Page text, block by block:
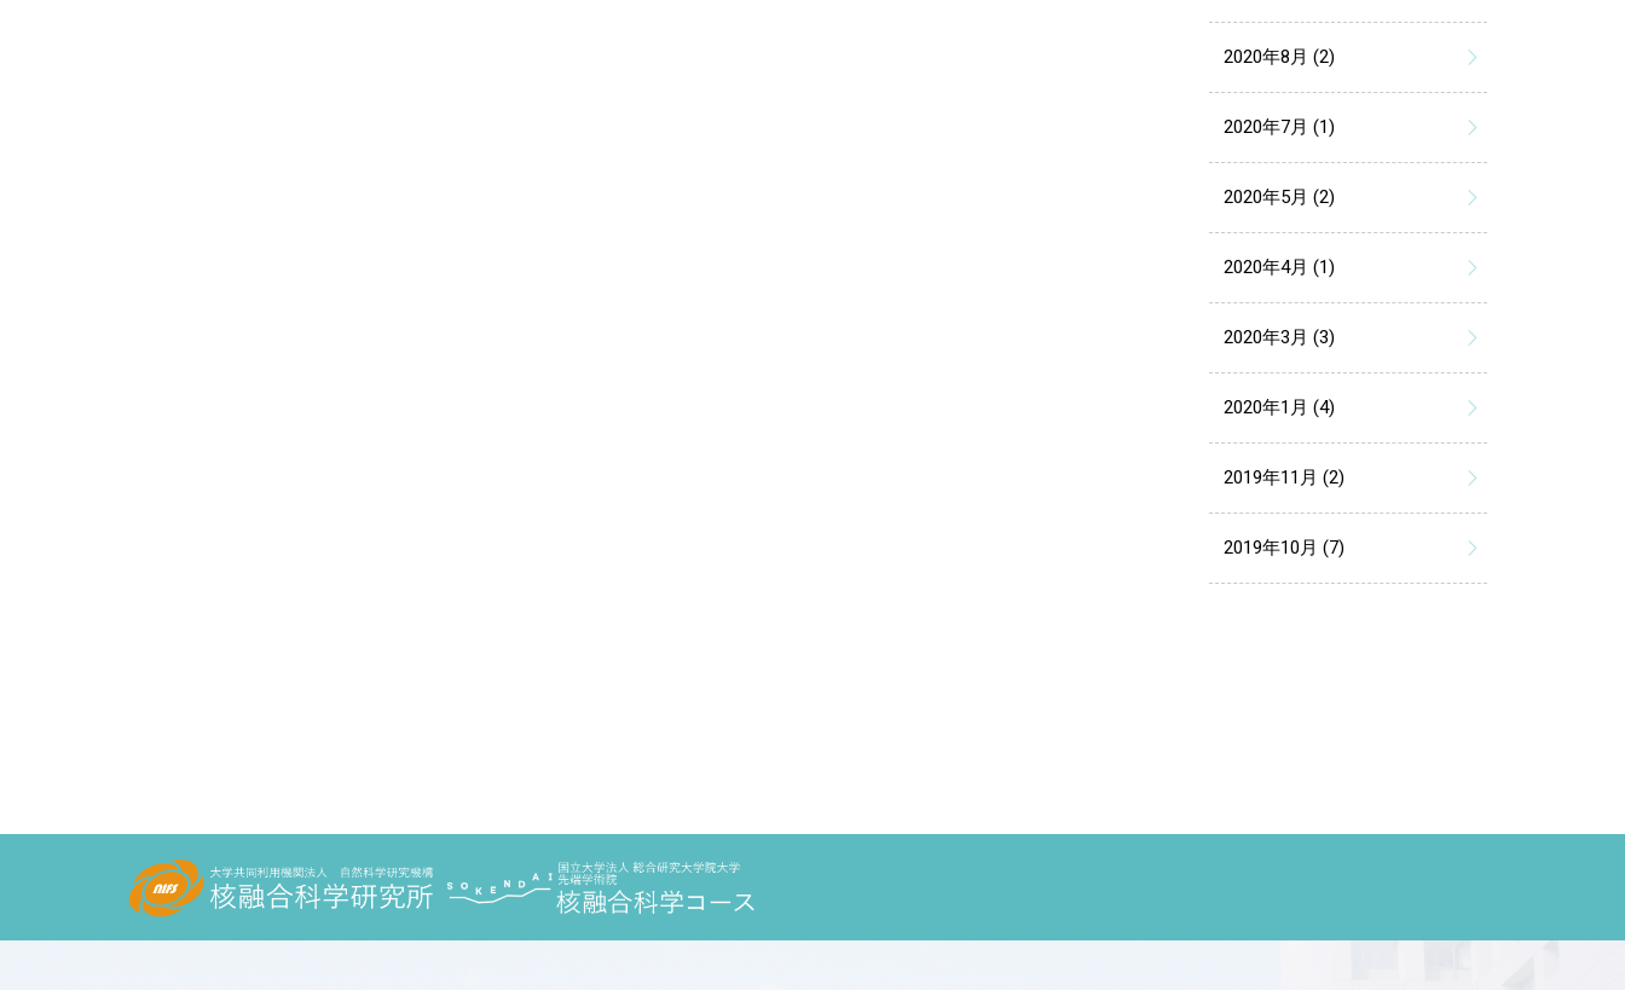
2020年8月 (2)
2020年7月 (1)
2020年5月 (2)
2020年4月 (1)
2020年3月 (3)
2020年1月 (4)
2019年11月 (2)
2019年10月 (7)